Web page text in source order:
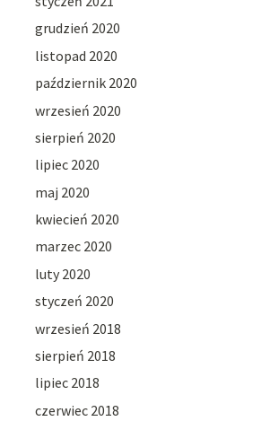
grudzień 2020
listopad 2020
październik 2020
wrzesień 2020
sierpień 2020
lipiec 2020
maj 2020
kwiecień 2020
marzec 2020
luty 2020
styczeń 2020
wrzesień 2018
sierpień 2018
lipiec 2018
czerwiec 2018